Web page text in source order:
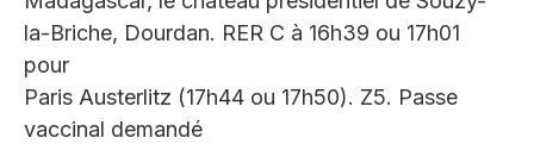
la-Briche, Dourdan. RER C à 16h39 ou 17h01
pour
Paris Austerlitz (17h44 ou 17h50). Z5. Passe
vaccinal demandé